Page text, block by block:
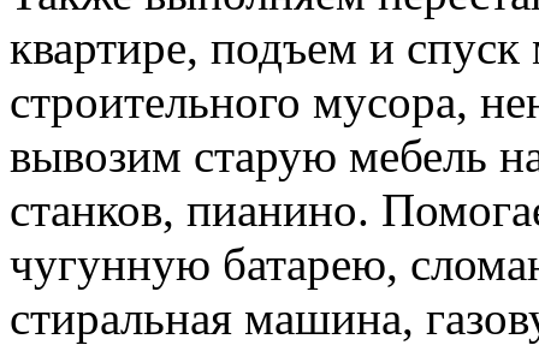
квартире, подъем и спуск
строительного мусора,
вывозим старую мебель
станков, пианино.
чугунную батарею,
стиральная машина,